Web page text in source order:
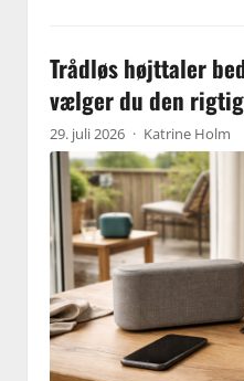
Trådløs højttaler
vælger du den
29. juli 2026 · Katrine Holm